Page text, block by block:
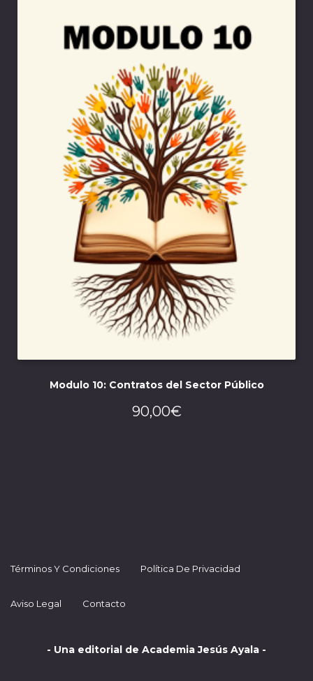
Modulo 10: Contratos del Sector Público
90,00€
Términos Y Condiciones Política De Privacidad
Aviso Legal Contacto
- Una editorial de Academia Jesús Ayala -